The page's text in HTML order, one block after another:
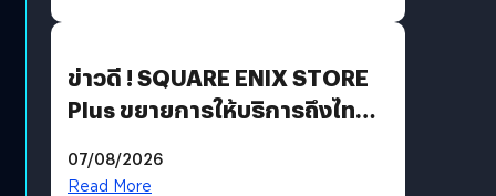
ข่าวดี ! SQUARE ENIX STORE
Plus ขยายการให้บริการถึงไทย
โดยตรง
07/08/2026
Read More